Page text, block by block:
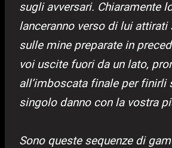
sugli avversari. Chiaramente
lanceranno verso di lui attirati
sulle mine preparate in
voi uscite fuori da un lato,
all’imboscata finale per finirli
singolo danno con la vostra
Sono queste sequenze di